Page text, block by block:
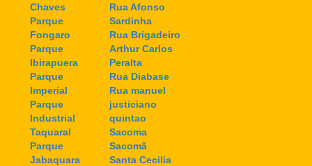
Chaves
Parque
Fongaro
Parque
Ibirapuera
Parque
Imperial
Parque
Industrial
Taquaral
Parque
Jabaquara
Rua Afonso
Sardinha
Rua Brigadeiro
Arthur Carlos
Peralta
Rua Diabase
Rua manuel
justiciano
quintao
Sacoma
Sacomã
Santa Cecilia